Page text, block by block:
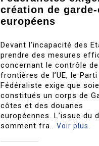
création de
européens
Devant l’incapacité des
prendre des mesures
concernant le contrôle
frontières de l’UE, le Parti
Fédéraliste exige que
constitués un corps de
côtes et des douanes
européennes. L’issue du
somment fra..Voir plus